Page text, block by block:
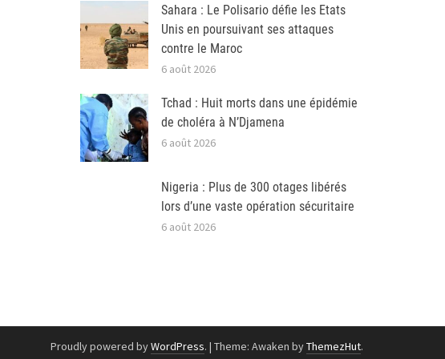
Sahara : Le Polisario défie les Etats
Unis en poursuivant ses attaques
contre le Maroc
6 août 2026
Tchad : Huit morts dans une épidémie
de choléra à N’Djamena
6 août 2026
Nigeria : Plus de 300 otages libérés
lors d’une vaste opération sécuritaire
6 août 2026
Proudly powered byWordPress. | Theme: Awaken byThemezHut.